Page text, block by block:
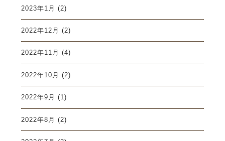
2023年1月 (2)
2022年12月 (2)
2022年11月 (4)
2022年10月 (2)
2022年9月 (1)
2022年8月 (2)